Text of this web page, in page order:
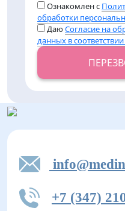
Ознакомлен с
обработки
ДаюСогласие на
данных в
+7 (347)